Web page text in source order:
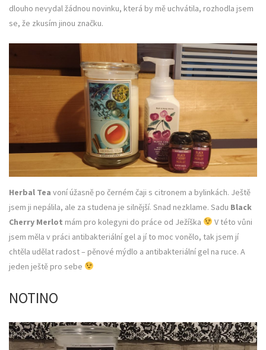
dlouho nevydal žádnou novinku, která by mě uchvátila, rozhodla jsem
se, že zkusím jinou značku.
Herbal Tea voní úžasně po černém čaji s citronem a bylinkách. Ještě
jsem ji nepálila, ale za studena je silnější. Snad nezklame. Sadu Black
Cherry Merlot mám pro kolegyni do práce od Ježíška
V této vůni
jsem měla v práci antibakteriální gel a jí to moc vonělo, tak jsem jí
chtěla udělat radost – pěnové mýdlo a antibakteriální gel na ruce. A
jeden ještě pro sebe
NOTINO